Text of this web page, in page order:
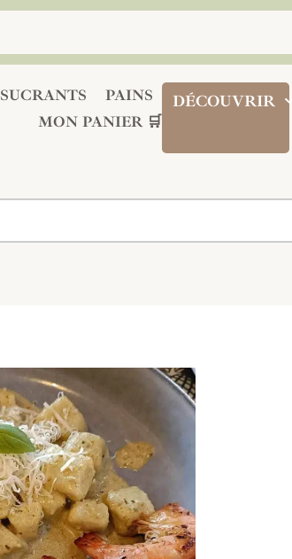
SUCRANTS
PAINS
MON PANIER 🛒
DÉCOUVRIR